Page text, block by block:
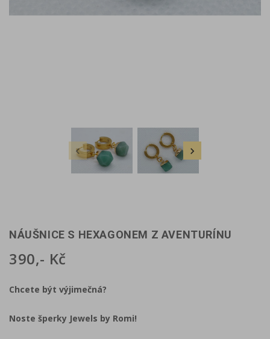
 
NÁUŠNICE S HEXAGONEM Z AVENTURÍNU
390,- Kč
Chcete být výjimečná?
Noste šperky Jewels by Romi!